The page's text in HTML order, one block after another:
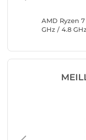
AMD Ryzen
GHz / 4.8